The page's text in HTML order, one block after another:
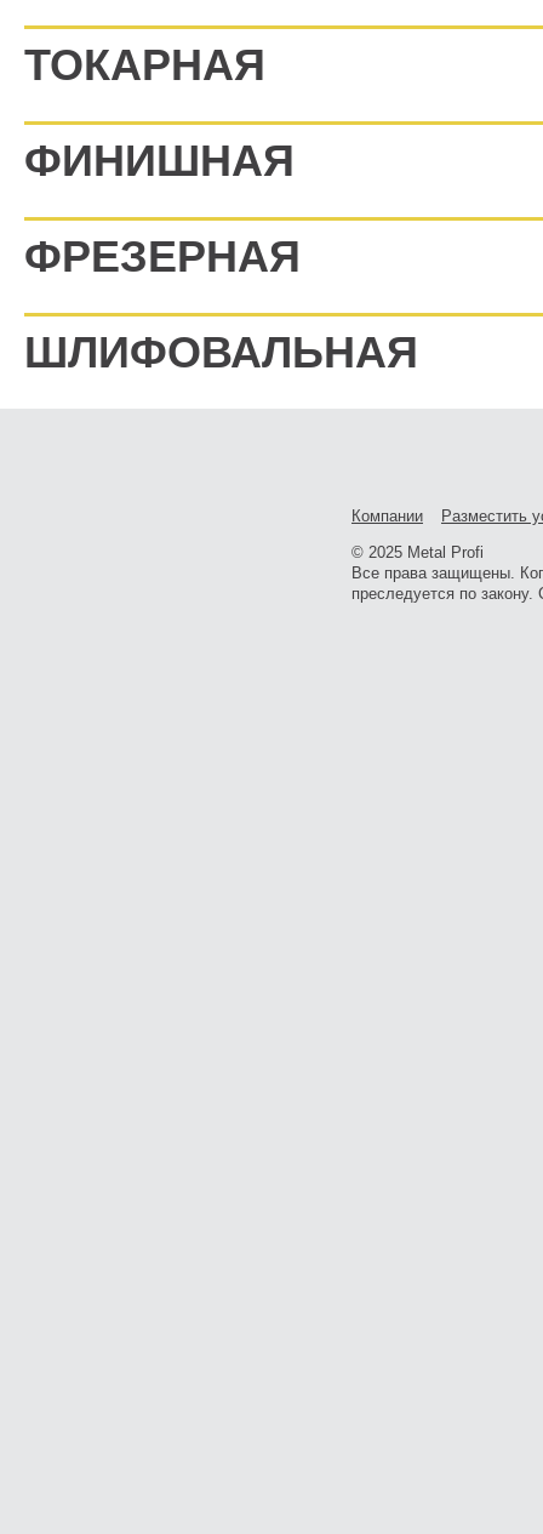
ТОКАРНАЯ
ФИНИШНАЯ
ФРЕЗЕРНАЯ
ШЛИФОВАЛЬНАЯ
Компании
Разместить
© 2025 Metal Profi
Все права защищены.
преследуется по